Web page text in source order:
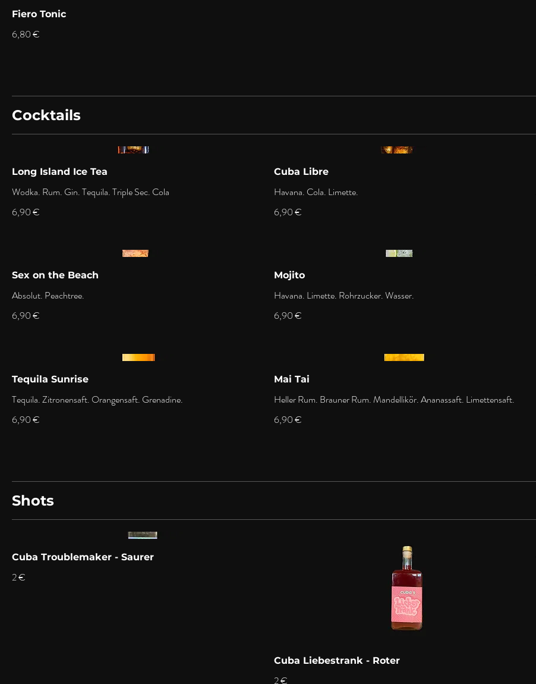
Fiero Tonic
6,80 €
Cocktails
Long Island Ice Tea
Wodka. Rum. Gin. Tequila. Triple Sec. Cola
6,90 €
Cuba Libre
Havana. Cola. Limette.
6,90 €
Sex on the Beach
Absolut. Peachtree.
6,90 €
Mojito
Havana. Limette. Rohrzucker. Wasser.
6,90 €
Tequila Sunrise
Tequila. Zitronensaft. Orangensaft. Grenadine.
6,90 €
Mai Tai
Heller Rum. Brauner Rum. Mandellikör. Ananassaft. Limettensaft.
6,90 €
Shots
Cuba Troublemaker - Saurer
2 €
Cuba Liebestrank - Roter
2 €